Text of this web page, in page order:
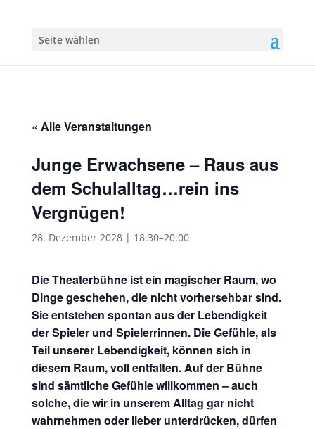
Seite wählen
« Alle Veranstaltungen
Junge Erwachsene – Raus aus
dem Schulalltag…rein ins
Vergnügen!
28. Dezember 2028 | 18:30–20:00
Die Theaterbühne ist ein magischer Raum, wo
Dinge geschehen, die nicht vorhersehbar sind.
Sie entstehen spontan aus der Lebendigkeit
der Spieler und Spielerrinnen. Die Gefühle, als
Teil unserer Lebendigkeit, können sich in
diesem Raum, voll entfalten. Auf der Bühne
sind sämtliche Gefühle willkommen – auch
solche, die wir in unserem Alltag gar nicht
wahrnehmen oder lieber unterdrücken, dürfen